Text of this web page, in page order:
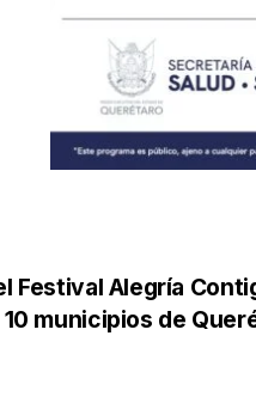
Festival Alegría
municipios de